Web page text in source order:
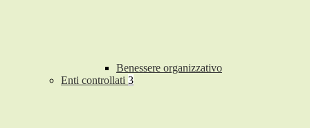
Benessere organizzativo
Enti controllati 3